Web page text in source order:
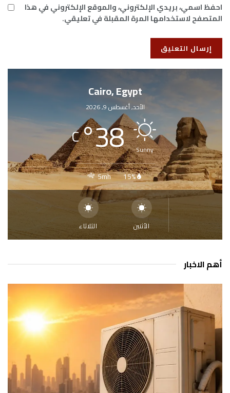
احفظ اسمي، بريدي الإلكتروني، والموقع الإلكتروني في هذا
المتصفح لاستخدامها المرة المقبلة في تعليقي.
Cairo, Egypt
الأحد, أغسطس 9, 2026
Sunny
38
°
C
15%
5mh
الأثنين الثلاثاء
أهم الاخبار